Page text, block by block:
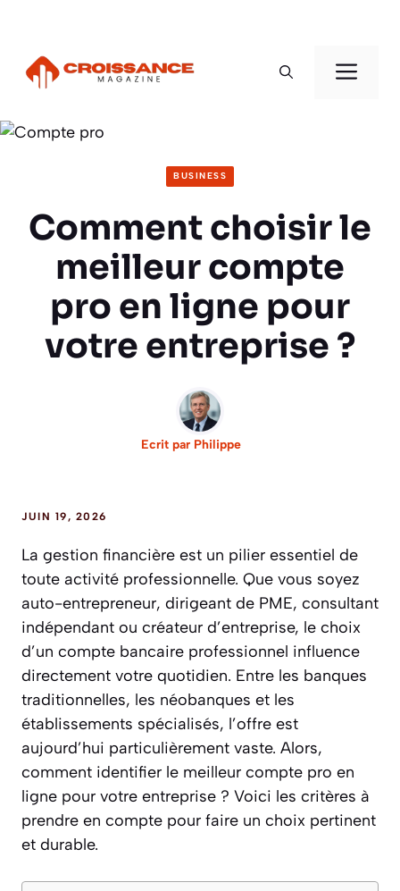
contenu
BUSINESS
Comment choisir le
meilleur compte
pro en ligne pour
votre entreprise ?
Ecrit par Philippe
JUIN 19, 2026
La gestion financière est un pilier essentiel de
toute activité professionnelle. Que vous soyez
auto-entrepreneur, dirigeant de PME, consultant
indépendant ou créateur d’entreprise, le choix
d’un compte bancaire professionnel influence
directement votre quotidien. Entre les banques
traditionnelles, les néobanques et les
établissements spécialisés, l’offre est
aujourd’hui particulièrement vaste. Alors,
comment identifier le meilleur compte pro en
ligne pour votre entreprise ? Voici les critères à
prendre en compte pour faire un choix pertinent
et durable.